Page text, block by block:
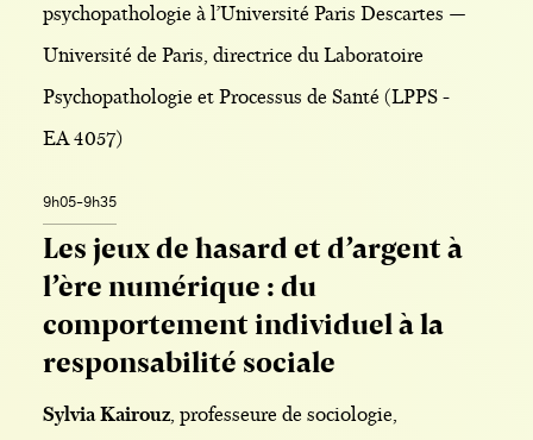
psychopathologie à l’Université Paris Descartes —
Université de Paris, directrice du Laboratoire
Psychopathologie et Processus de Santé (LPPS -
EA 4057)
9h05-9h35
Les jeux de hasard et d’argent à
l’ère numérique : du
comportement individuel à la
responsabilité sociale
Sylvia Kairouz, professeure de sociologie,